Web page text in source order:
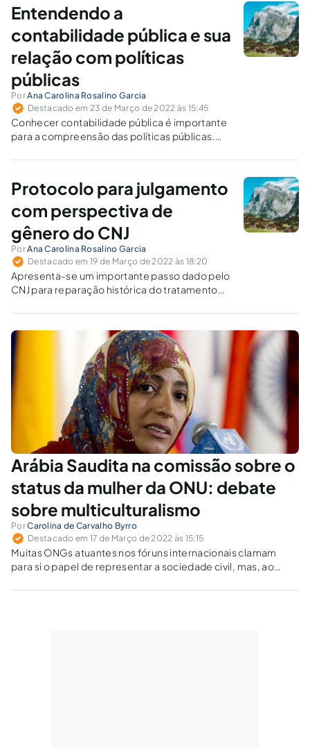
legalidade para aqueles que ingressam na vida
castrense.
Entendendo a
contabilidade pública e sua
relação com políticas
públicas
PorAna Carolina Rosalino Garcia
Destacado em 23 de Março de 2022 às 15:45
Conhecer contabilidade pública é importante
para a compreensão das políticas públicas.
igualdade de George Orwell, segundo o qual
mais iguais que outros?
Protocolo para julgamento
com perspectiva de
gênero do CNJ
PorAna Carolina Rosalino Garcia
Destacado em 19 de Março de 2022 às 18:20
Apresenta-se um importante passo dado pelo
CNJ para reparação histórica do tratamento
Arábia Saudita na comissão sobre o
status da mulher da ONU: debate
sobre multiculturalismo
PorCarolina de Carvalho Byrro
Destacado em 17 de Março de 2022 às 15:15
Muitas ONGs atuantes nos fóruns internacionais clamam
para si o papel de representar a sociedade civil, mas, ao
de todos os indivíduos, bloqueiam suas falas.